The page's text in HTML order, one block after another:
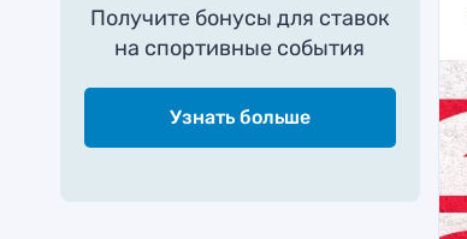
Получите бонусы для ставок
на спортивные события
Узнать больше